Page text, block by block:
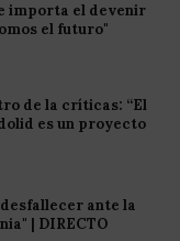
importa el devenir
el futuro"
de la críticas: “El
es un proyecto
ante la
| DIRECTO